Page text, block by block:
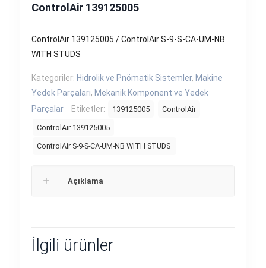
ControlAir 139125005
ControlAir 139125005 / ControlAir S-9-S-CA-UM-NB
WITH STUDS
Kategoriler: Hidrolik ve Pnömatik Sistemler, Makine
Yedek Parçaları, Mekanik Komponent ve Yedek
Parçalar
Etiketler: 139125005 ControlAir
ControlAir 139125005
ControlAir S-9-S-CA-UM-NB WITH STUDS
Açıklama
İlgili ürünler